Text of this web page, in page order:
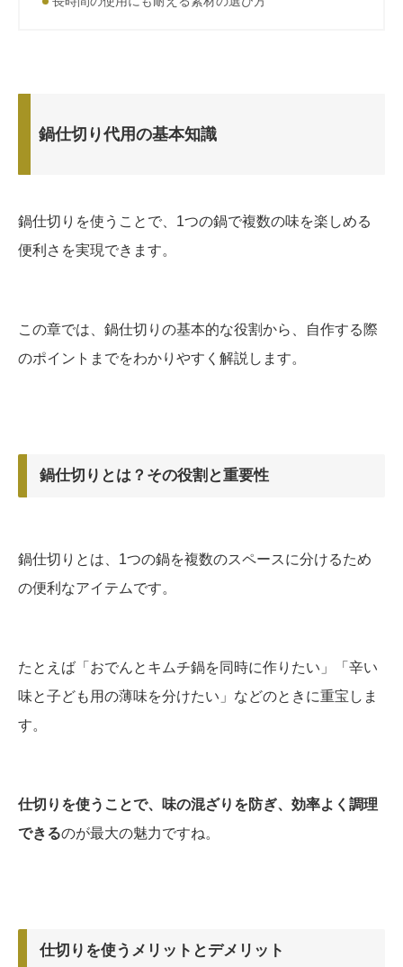
鍋仕切り代用の基本知識
鍋仕切りを使うことで、1つの鍋で複数の味を楽しめる
便利さを実現できます。
この章では、鍋仕切りの基本的な役割から、自作する際
のポイントまでをわかりやすく解説します。
鍋仕切りとは？その役割と重要性
鍋仕切りとは、1つの鍋を複数のスペースに分けるため
の便利なアイテムです。
たとえば「おでんとキムチ鍋を同時に作りたい」「辛い
味と子ども用の薄味を分けたい」などのときに重宝しま
す。
仕切りを使うことで、味の混ざりを防ぎ、効率よく調理
できるのが最大の魅力ですね。
仕切りを使うメリットとデメリット